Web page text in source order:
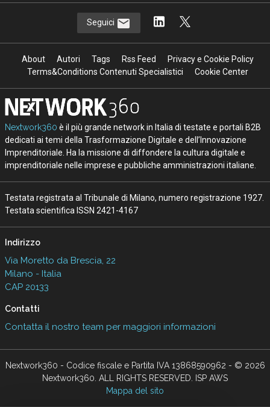
Seguici
About Autori Tags Rss Feed
Privacy e Cookie Policy
Terms&Conditions Contenuti Specialistici
Cookie Center
Nextwork360 è il più grande network in Italia di testate e portali B2B
dedicati ai temi della Trasformazione Digitale e dell’Innovazione
Imprenditoriale. Ha la missione di diffondere la cultura digitale e
imprenditoriale nelle imprese e pubbliche amministrazioni italiane.
Testata registrata al Tribunale di Milano, numero registrazione 1927.
Testata scientifica ISSN 2421-4167
Indirizzo
Via Moretto da Brescia, 22
Milano - Italia
CAP 20133
Contatti
Contatta il nostro team per maggiori informazioni
Nextwork360 - Codice fiscale e Partita IVA 13868590962 - © 2026
Nextwork360. ALL RIGHTS RESERVED. ISP AWS
Mappa del sito